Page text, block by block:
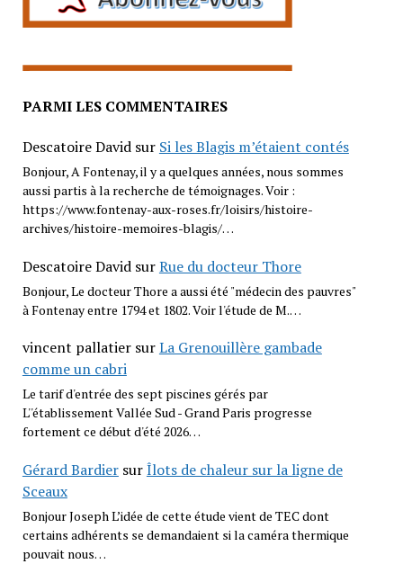
PARMI LES COMMENTAIRES
Descatoire Davidsur Si les Blagis m’étaient contés
Bonjour, A Fontenay, il y a quelques années, nous sommes
aussi partis à la recherche de témoignages. Voir :
https://www.fontenay-aux-roses.fr/loisirs/histoire-
archives/histoire-memoires-blagis/…
Descatoire DavidsurRue du docteur Thore
Bonjour, Le docteur Thore a aussi été "médecin des pauvres"
à Fontenay entre 1794 et 1802. Voir l'étude de M.…
vincent pallatiersurLa Grenouillère gambade
comme un cabri
Le tarif d'entrée des sept piscines gérés par
L''établissement Vallée Sud - Grand Paris progresse
fortement ce début d'été 2026…
Gérard BardiersurÎlots de chaleur sur la ligne de
Sceaux
Bonjour Joseph L’idée de cette étude vient de TEC dont
certains adhérents se demandaient si la caméra thermique
pouvait nous…